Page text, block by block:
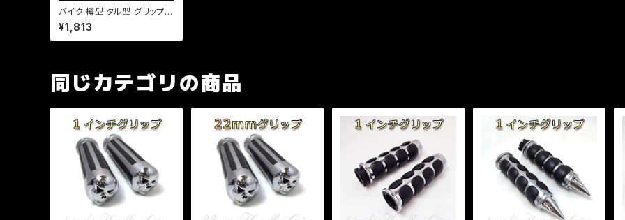
バイク 樽型 タル型 グリップ 2
2mm 左右セット 【ホワイト】
選択 カスタム ゴムグリップ チ
ョッパー アメリカン TW SR
¥1,813
同じカテゴリの商品